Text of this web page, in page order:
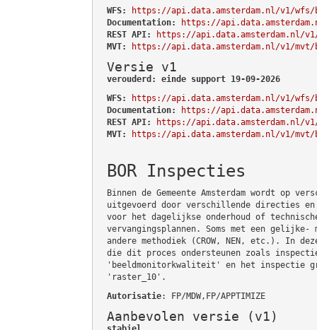
WFS:
https://api.data.amsterdam.nl/v1/wfs/
Documentation:
https://
REST API:
https://api.data.amsterdam.nl/v1/
MVT:
https://api.data.amsterdam.nl/v1/mvt/
Versie v1
verouderd: einde support 19-09-2026
WFS:
https://api.data.amsterdam.nl/v1/wfs/
Documentation:
https://
REST API:
https://api.data.amsterdam.nl/v1/
MVT:
https://api.data.amsterdam.nl/v1/mvt/
BOR Inspecties
Binnen de Gemeente Amsterdam wordt op
uitgevoerd door verschillende directies
voor het dagelijkse onderhoud of
vervangingsplannen. Soms met een gelijke-
andere methodiek (CROW, NEN, etc.). In
die dit proces ondersteunen zoals
'beeldmonitorkwaliteit' en het inspectie
'raster_10'.
Autorisatie: FP/MDW,FP/APPTIMIZE
Aanbevolen versie (v1)